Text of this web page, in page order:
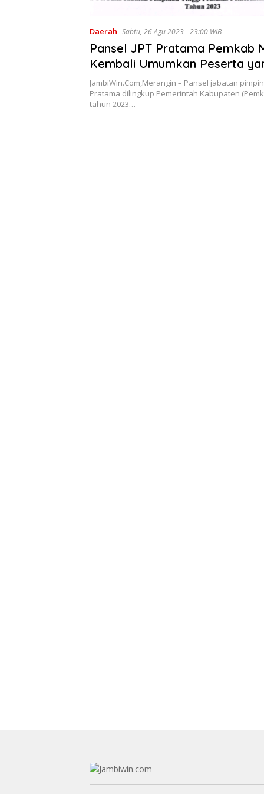
Daerah Sabtu, 26 Agu 2023 - 23:00 WIB
Pansel JPT Pratama Pemkab
Kembali Umumkan Peserta
Memenuhi Persyaratan
JambiWin.Com,Merangin – Pansel jabatan
Pratama dilingkup Pemerintah Kabupaten
tahun 2023…